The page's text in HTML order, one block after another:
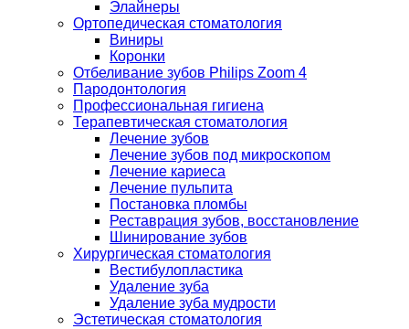
Элайнеры
Ортопедическая стоматология
Виниры
Коронки
Отбеливание зубов Philips Zoom 4
Пародонтология
Профессиональная гигиена
Терапевтическая стоматология
Лечение зубов
Лечение зубов под микроскопом
Лечение кариеса
Лечение пульпита
Постановка пломбы
Реставрация зубов, восстановление
Шинирование зубов
Хирургическая стоматология
Вестибулопластика
Удаление зуба
Удаление зуба мудрости
Эстетическая стоматология